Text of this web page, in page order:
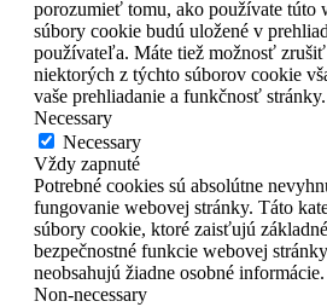
porozumieť tomu, ako používate túto
súbory cookie budú uložené v
používateľa. Máte tiež možnosť
niektorých z týchto súborov cookie
vaše prehliadanie a funkčnosť stránky.
Necessary
Necessary
Vždy zapnuté
Potrebné cookies sú absolútne
fungovanie webovej stránky. Táto
súbory cookie, ktoré zaisťujú
bezpečnostné funkcie webovej
neobsahujú žiadne osobné informácie.
Non-necessary